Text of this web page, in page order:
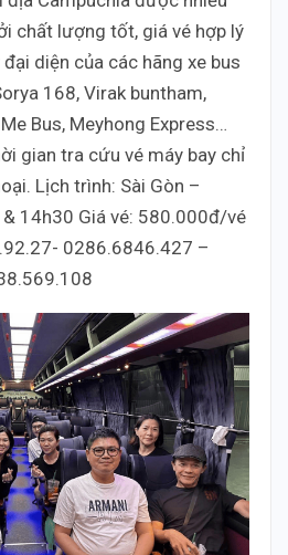
chất lượng tốt, giá vé hợp lý
diện của các hãng xe bus
168, Virak buntham,
Bus, Meyhong Express…
gian tra cứu vé máy bay chỉ
Lịch trình: Sài Gòn –
14h30 Giá vé: 580.000đ/vé
0286.6846.427 –